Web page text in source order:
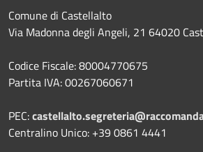
Comune di Castellalto
Via Madonna degli Angeli, 21 64020
Codice Fiscale: 80004770675
Partita IVA: 00267060671
PEC:
Centralino Unico: +39 0861 4441